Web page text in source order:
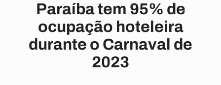
Paraíba tem 95% de
ocupação hoteleira
durante o Carnaval de
2023